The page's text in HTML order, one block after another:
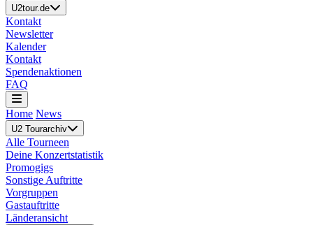
U2tour.de
Kontakt
Newsletter
Kalender
Kontakt
Spendenaktionen
FAQ
Home News
U2 Tourarchiv
Alle Tourneen
Deine Konzertstatistik
Promogigs
Sonstige Auftritte
Vorgruppen
Gastauftritte
Länderansicht